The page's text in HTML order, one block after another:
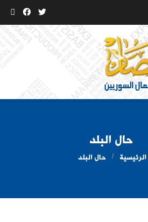
حال البلد
الرئيسية حال البلد